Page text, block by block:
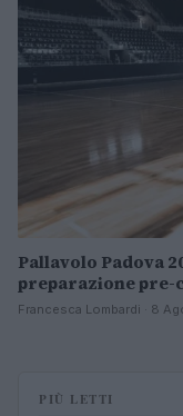
Pallavolo Padova
preparazione pre-
Francesca Lombardi · 8
PIÙ LETTI